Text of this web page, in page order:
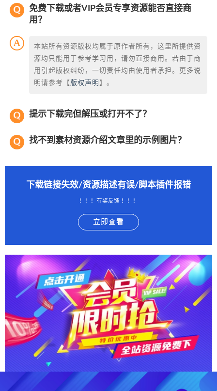
免费下载或者VIP会员专享资源能否直接商
用？
本站所有资源版权均属于原作者所有，这里所提供资
源均只能用于参考学习用，请勿直接商用。若由于商
用引起版权纠纷，一切责任均由使用者承担。更多说
明请参考【 版权声明 】。
提示下载完但解压或打开不了？
找不到素材资源介绍文章里的示例图片？
下载链接失效/资源描述有误/脚本插件报错
！！！有奖反馈 ！！！
立即查看